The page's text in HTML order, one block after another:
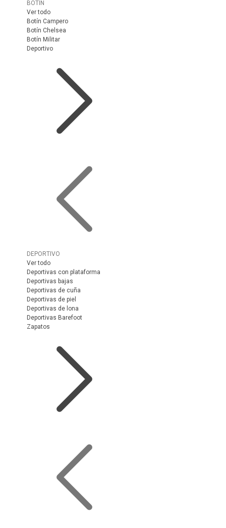
BOTÍN
Ver todo
Botín Campero
Botín Chelsea
Botín Militar
Deportivo
DEPORTIVO
Ver todo
Deportivas con plataforma
Deportivas bajas
Deportivas de cuña
Deportivas de piel
Deportivas de lona
Deportivas Barefoot
Zapatos